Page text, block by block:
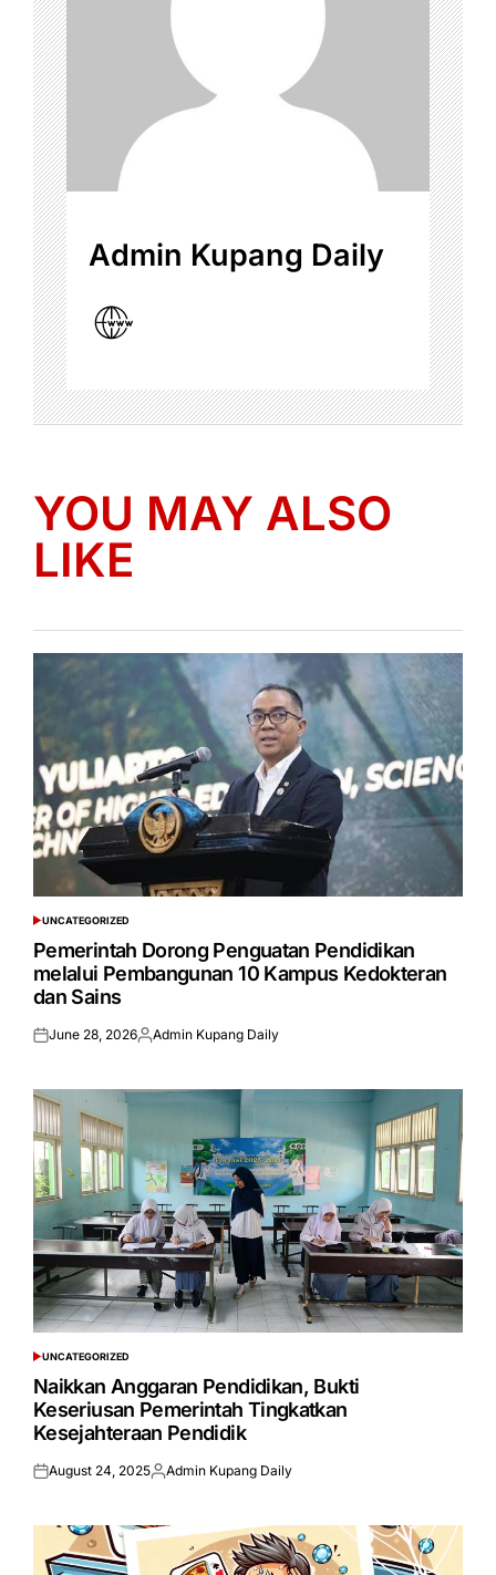
Admin Kupang Daily
YOU MAY ALSO
LIKE
POSTED
IN
UNCATEGORIZED
Pemerintah Dorong Penguatan Pendidikan
melalui Pembangunan 10 Kampus Kedokteran
dan Sains
Posted
June 28, 2026Posted
Admin Kupang Daily
POSTED
IN
UNCATEGORIZED
Naikkan Anggaran Pendidikan, Bukti
Keseriusan Pemerintah Tingkatkan
Kesejahteraan Pendidik
Posted
August 24, 2025Posted
Admin Kupang Daily